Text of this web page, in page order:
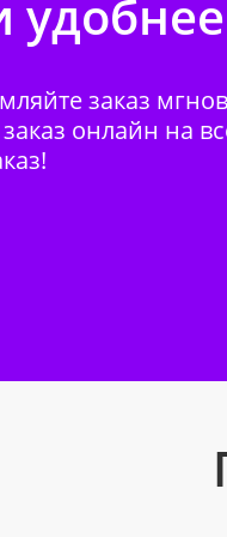
заказ
онлайн на